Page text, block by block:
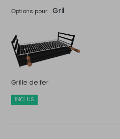
Options pour: Gril
Grille de fer
INCLUS